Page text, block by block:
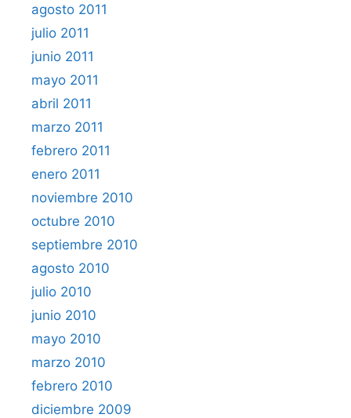
agosto 2011
julio 2011
junio 2011
mayo 2011
abril 2011
marzo 2011
febrero 2011
enero 2011
noviembre 2010
octubre 2010
septiembre 2010
agosto 2010
julio 2010
junio 2010
mayo 2010
marzo 2010
febrero 2010
diciembre 2009